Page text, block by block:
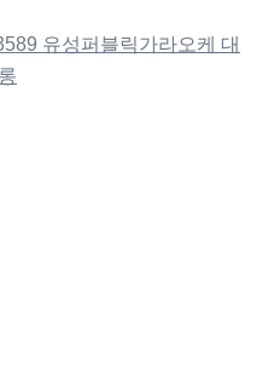
유성퍼블릭가라오케 대